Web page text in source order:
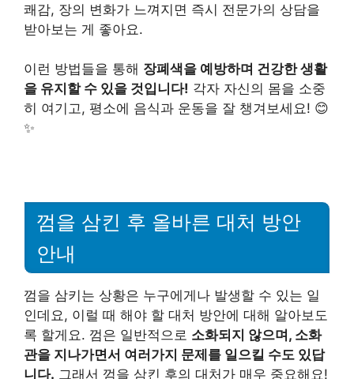
쾌감, 장의 변화가 느껴지면 즉시 전문가의 상담을
받아보는 게 좋아요.
이런 방법들을 통해 장폐색을 예방하며 건강한 생활
을 유지할 수 있을 것입니다! 각자 자신의 몸을 소중
히 여기고, 평소에 음식과 운동을 잘 챙겨보세요! 😊
✨
껌을 삼킨 후 올바른 대처 방안
안내
껌을 삼키는 상황은 누구에게나 발생할 수 있는 일
인데요, 이럴 때 해야 할 대처 방안에 대해 알아보도
록 할게요. 껌은 일반적으로 소화되지 않으며, 소화
관을 지나가면서 여러가지 문제를 일으킬 수도 있답
니다. 그래서 껌을 삼킨 후의 대처가 매우 중요해요!